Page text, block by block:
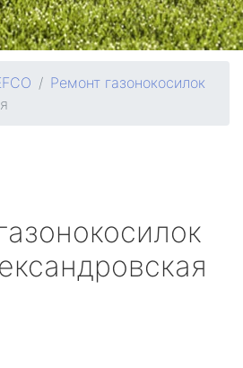
Ремонт газонокосилок